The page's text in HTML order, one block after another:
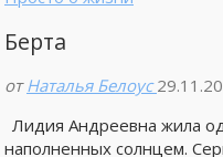
Берта
от Наталья Белоус
Лидия Андреевна жила
наполненных солнцем.